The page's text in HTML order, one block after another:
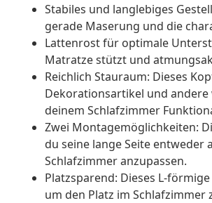
Stabiles und langlebiges
gerade Maserung und die
Lattenrost für optimale
Matratze stützt und
Reichlich Stauraum: Dieses
Dekorationsartikel und
deinem Schlafzimmer
Zwei Montagemöglichkeiten:
du seine lange Seite
Schlafzimmer anzupassen.
Platzsparend: Dieses L-
um den Platz im Schlafzimmer